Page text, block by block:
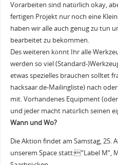
Vorarbeiten sind natürlich okay,
fertigen Projekt nur noch eine
haben wir alle auch genug zu tun
bearbeitet zu bekommen.
Des weiteren könnt Ihr alle
werden so viel (Standard-
etwas spezielles brauchen solltet
hacksaar.de-Mailingliste) nach
mit. Vorhandenes Equipment
und jeder macht natürlich seinen
Wann und Wo?
Die Aktion findet am Samstag, 25.
unserem Space statt:“Label M“,